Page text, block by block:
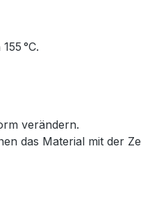
°C.
verändern.
das Material mit der